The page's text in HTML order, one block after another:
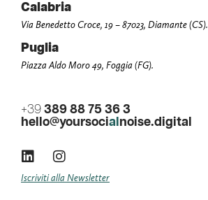
Calabria
Via Benedetto Croce, 19 – 87023, Diamante (CS).
Puglia
Piazza Aldo Moro 49, Foggia (FG).
+39 389 88 75 36 3
hello@yoursocial noise.digital
Iscriviti alla Newsletter